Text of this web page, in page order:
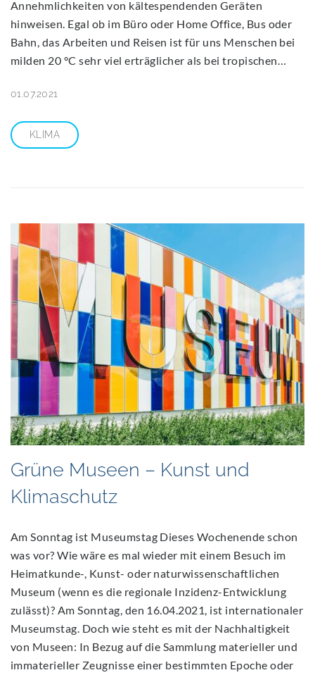
Annehmlichkeiten von kältespendenden Geräten
hinweisen. Egal ob im Büro oder Home Office, Bus oder
Bahn, das Arbeiten und Reisen ist für uns Menschen bei
milden 20 °C sehr viel erträglicher als bei tropischen…
01.07.2021
KLIMA
Grüne Museen – Kunst und
Klimaschutz
Am Sonntag ist Museumstag Dieses Wochenende schon
was vor? Wie wäre es mal wieder mit einem Besuch im
Heimatkunde-, Kunst- oder naturwissenschaftlichen
Museum (wenn es die regionale Inzidenz-Entwicklung
zulässt)? Am Sonntag, den 16.04.2021, ist internationaler
Museumstag. Doch wie steht es mit der Nachhaltigkeit
von Museen: In Bezug auf die Sammlung materieller und
immaterieller Zeugnisse einer bestimmten Epoche oder